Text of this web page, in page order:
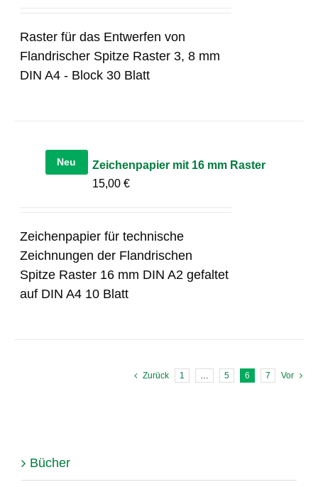
Raster für das Entwerfen von
Flandrischer Spitze Raster 3, 8 mm
DIN A4 - Block 30 Blatt
Neu
Zeichenpapier mit 16 mm Raster
15,00€
Zeichenpapier für technische
Zeichnungen der Flandrischen
Spitze Raster 16 mm DIN A2 gefaltet
auf DIN A4 10 Blatt
Zurück 1 5 6 7 Vor
Bücher